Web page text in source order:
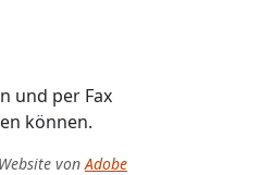
und per Fax
können.
von Adobe